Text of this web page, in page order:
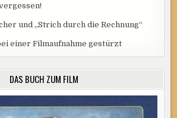
und „Strich durch die Rechnung“
einer Filmaufnahme gestürzt
DAS BUCH ZUM FILM